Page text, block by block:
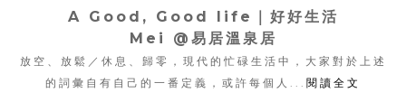
A Good, Good life｜ 好好生活
Mei @易居溫泉居
放空、放鬆／休息、歸零，現代的忙碌生活中， 大家對於上述
的詞彙自有自己的一番定義，或許每個人... 閱讀全文